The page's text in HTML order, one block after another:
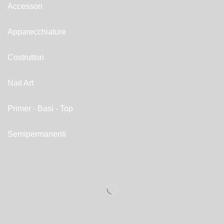
Accessori
Apparecchiature
Costruttori
Nail Art
Primer - Basi - Top
Semipermanenti